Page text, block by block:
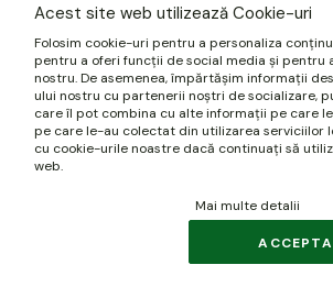
Acest site web utilizează Cookie-uri
Folosim cookie-uri pentru a personaliza
pentru a oferi funcții de social media și pentru
nostru. De asemenea, împărtășim informații
ului nostru cu partenerii noștri de socializare,
care îl pot combina cu alte informații pe care
pe care le-au colectat din utilizarea serviciilor
cu cookie-urile noastre dacă continuați să
web.
Mai multe detalii
© 2026 biomania.ro | Powered by